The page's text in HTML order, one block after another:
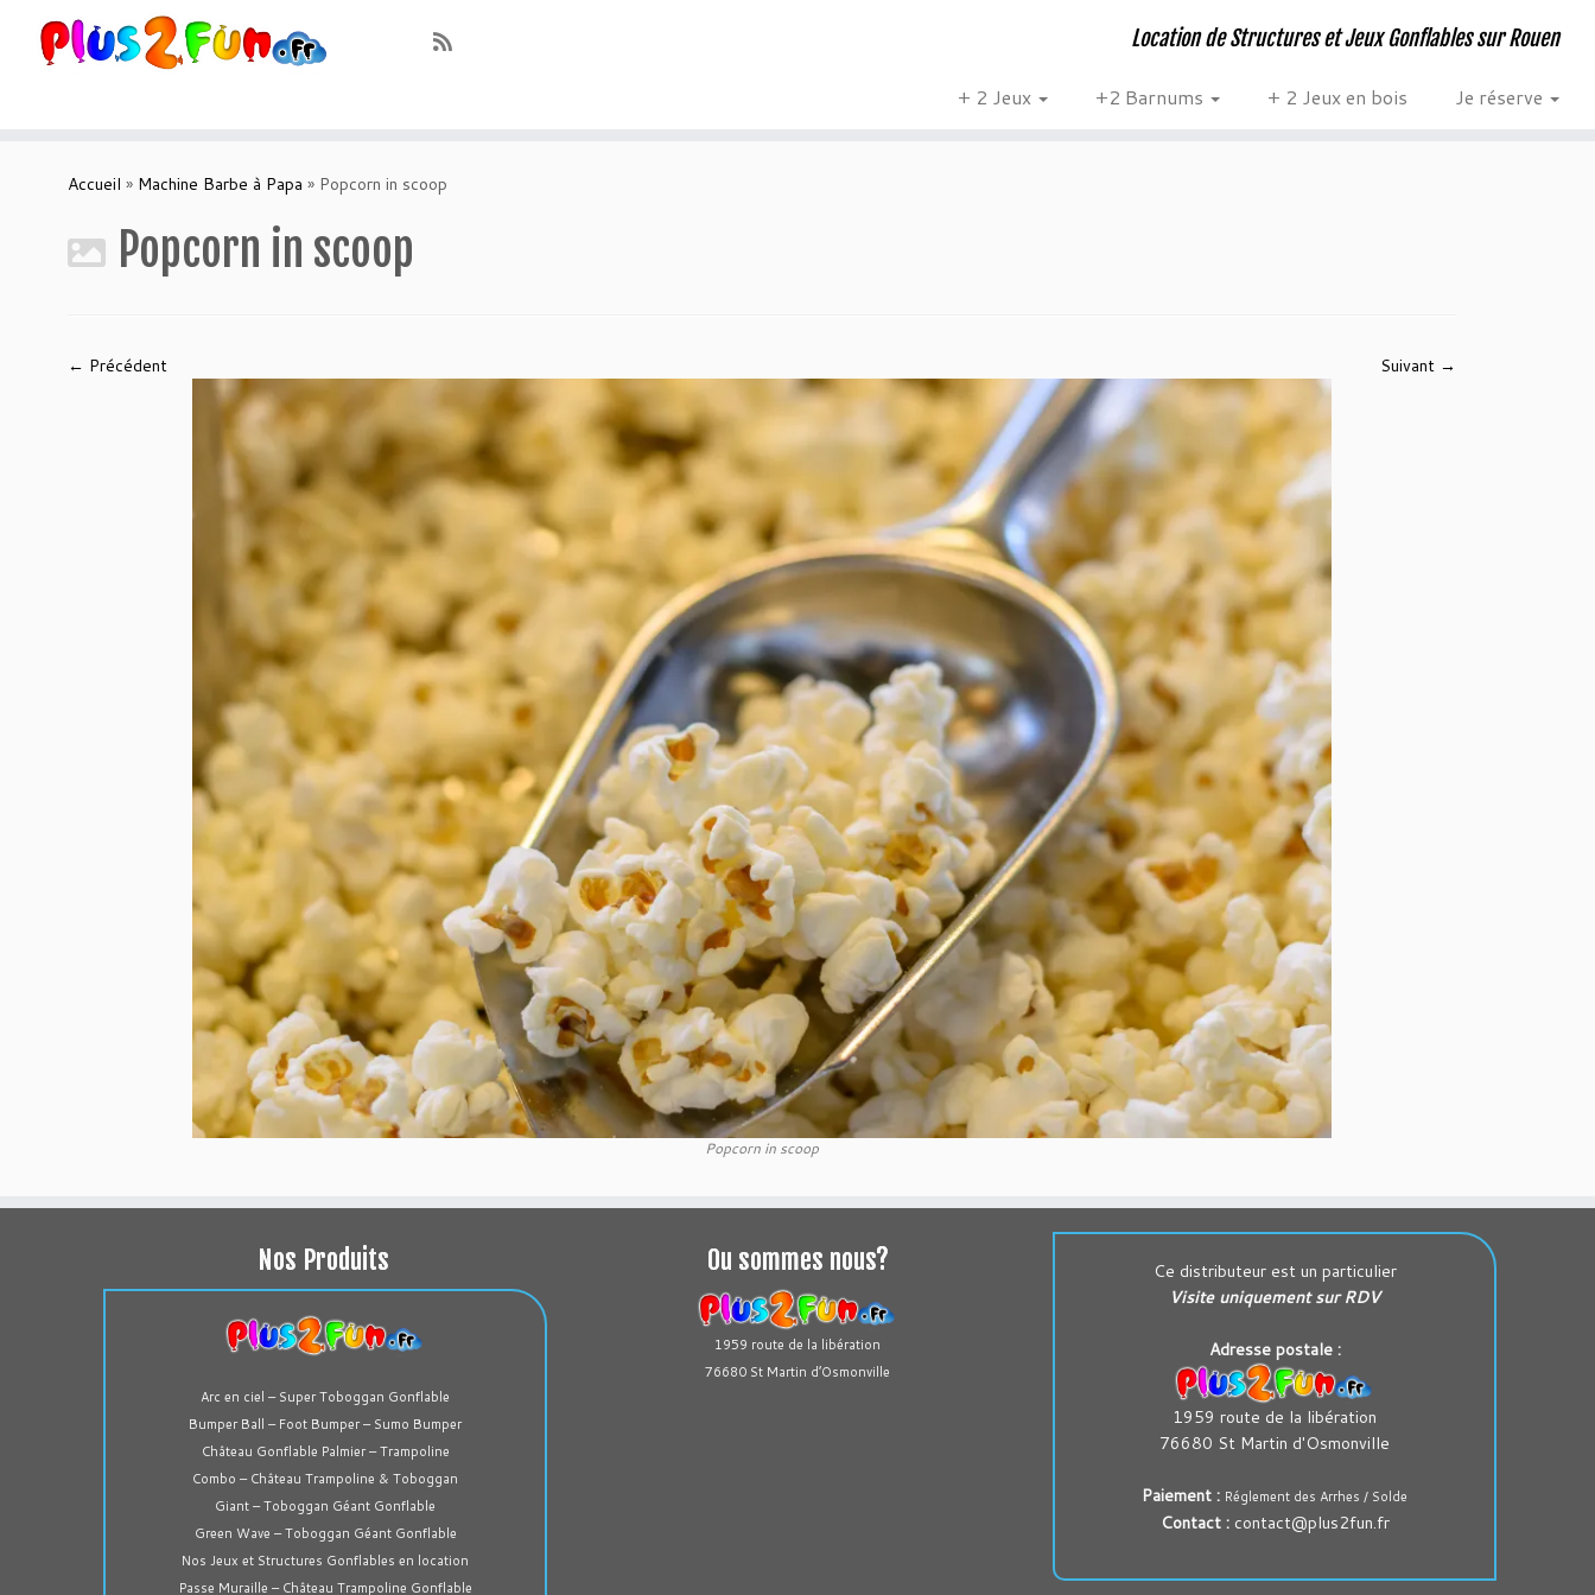
Location de Structures et Jeux Gonflables sur Rouen
+ 2 Jeux +2 Barnums + 2 Jeux en bois Je réserve
Accueil » Machine Barbe à Papa » Popcorn in scoop
Popcorn in scoop
← Précédent Suivant →
Popcorn in scoop
Nos Produits
Arc en ciel – Super Toboggan Gonflable
Bumper Ball – Foot Bumper – Sumo Bumper
Château Gonflable Palmier – Trampoline
Combo – Château Trampoline & Toboggan
Giant – Toboggan Géant Gonflable
Green Wave – Toboggan Géant Gonflable
Nos Jeux et Structures Gonflables en location
Passe Muraille – Château Trampoline Gonflable
Ou sommes nous?
1959 route de la libération
76680 St Martin d’Osmonville
Ce distributeur est un particulier
Visite uniquement sur RDV
Adresse postale :
1959 route de la libération
76680 St Martin d'Osmonville
Paiement : Réglement des Arrhes / Solde
Contact :contact@plus2fun.fr